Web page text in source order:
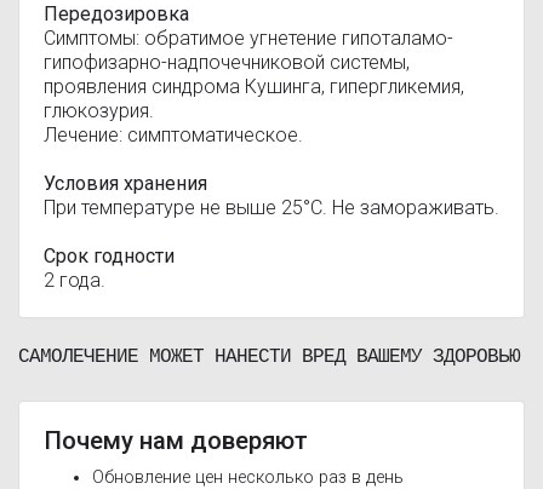
Передозировка
Симптомы: обратимое угнетение гипоталамо-
гипофизарно-надпочечниковой системы,
проявления синдрома Кушинга, гипергликемия,
глюкозурия.
Лечение: симптоматическое.
Условия хранения
При температуре не выше 25°С. Не замораживать.
Срок годности
2 года.
САМОЛЕЧЕНИЕ МОЖЕТ НАНЕСТИ ВРЕД ВАШЕМУ ЗДОРОВЬЮ
Почему нам доверяют
Обновление цен несколько раз в день